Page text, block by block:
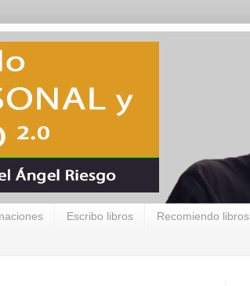
Escribo libros Recomiendo libros